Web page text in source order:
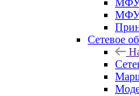
МФУ
МФУ
Сетевое